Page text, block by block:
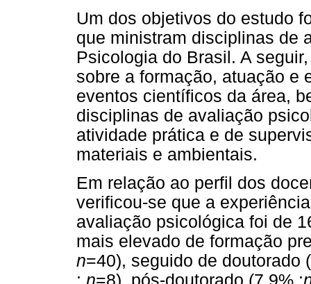
Um dos objetivos do estudo
que ministram disciplinas de
Psicologia do Brasil. A
sobre a formação, atuação e
eventos científicos da área,
disciplinas de avaliação
atividade prática e de
materiais e ambientais.
Em relação ao perfil dos
verificou-se que a
avaliação psicológica foi de
mais elevado de formação
n=40), seguido de doutorado
; n=8), pós-doutorado (7,9% ;